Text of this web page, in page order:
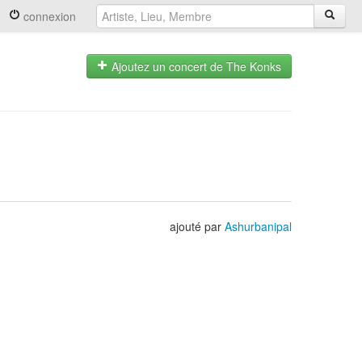
connexion
Ajoutez un concert de The Konks
ajouté par Ashurbanipal